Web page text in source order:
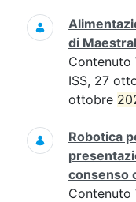
di
Contenuto
ISS, 27
ottobre
Robotica
consenso
Contenuto